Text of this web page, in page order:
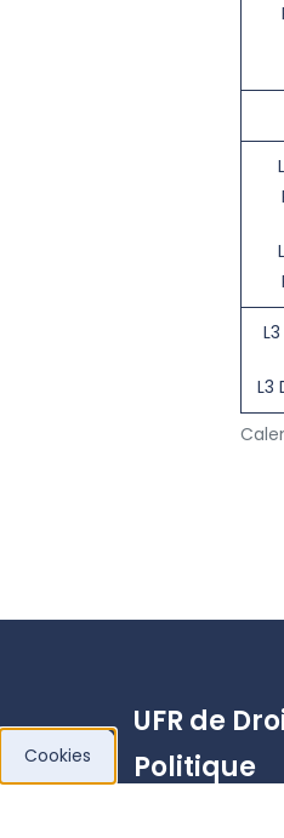
L3
UFR de
Politique
Cookies